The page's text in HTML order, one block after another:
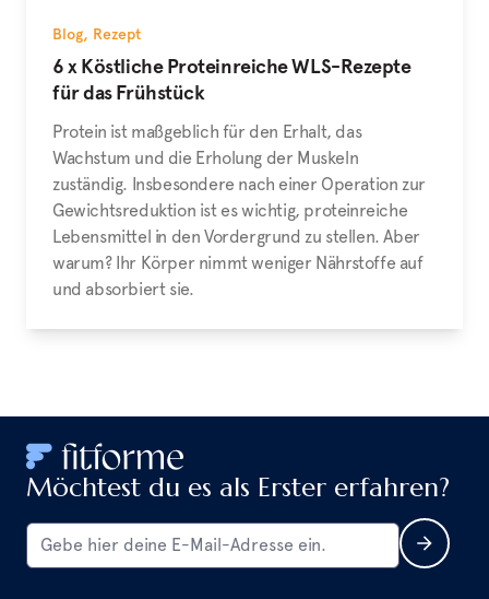
Blog, Rezept
6 x Köstliche Proteinreiche WLS-Rezepte
für das Frühstück
Protein ist maßgeblich für den Erhalt, das
Wachstum und die Erholung der Muskeln
zuständig. Insbesondere nach einer Operation zur
Gewichtsreduktion ist es wichtig, proteinreiche
Lebensmittel in den Vordergrund zu stellen. Aber
warum? Ihr Körper nimmt weniger Nährstoffe auf
und absorbiert sie.
Möchtest du es als Erster erfahren?